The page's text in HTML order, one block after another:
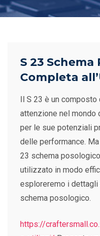
S 23
Completa
Il S 23 è un composto
attenzione nel
per le sue potenziali
delle performance.
23 schema
utilizzato in modo
esploreremo i dettagli
schema posologico.
https://